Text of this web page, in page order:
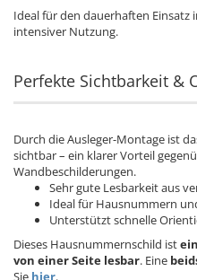
Ideal für den dauerhaften Einsatz
intensiver Nutzung.
Perfekte Sichtbarkeit &
Durch die Ausleger-Montage ist
sichtbar – ein klarer Vorteil
Wandbeschilderungen.
Sehr gute Lesbarkeit aus
Ideal für Hausnummern
Unterstützt schnelle
Dieses Hausnummernschild ist
von einer Seite lesbar. Eine
Sie hier.